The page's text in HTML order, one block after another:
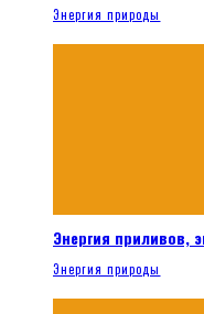
Энергия природы
Энергия приливов,
Энергия природы